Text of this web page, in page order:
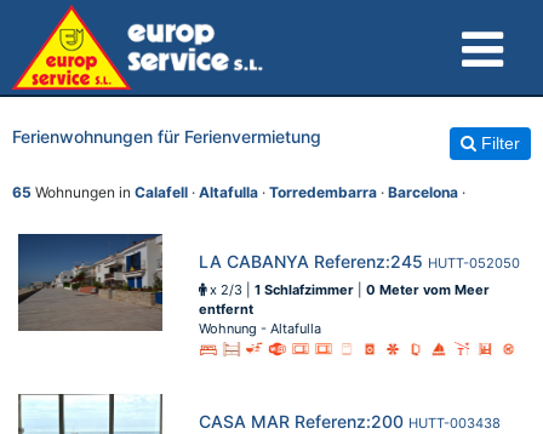
Filter
Ferienwohnungen für Ferienvermietung
65 Wohnungen in Calafell · Altafulla · Torredembarra · Barcelona ·
LA CABANYA Referenz:245 HUTT-052050
x 2/3 |1 Schlafzimmer |0 Meter vom Meer
entfernt
Wohnung - Altafulla
CASA MAR Referenz:200 HUTT-003438